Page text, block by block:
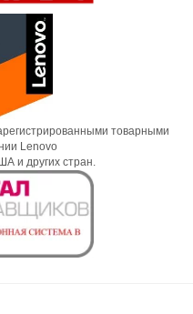
товарными
Lenovo
и других стран.